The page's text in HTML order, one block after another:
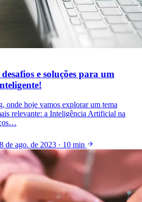
e soluções para um
onde hoje vamos explorar um tema
relevante: a Inteligência Artificial na
de ago. de 2023 · 10 min